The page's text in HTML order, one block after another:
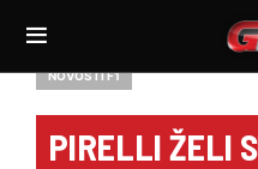
NOVOSTI F1
PIRELLI ŽELI